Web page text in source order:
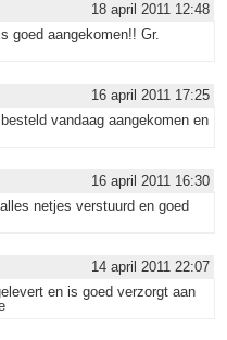
18 april 2011 12:48
goed aangekomen!! Gr.
16 april 2011 17:25
vandaag aangekomen en
16 april 2011 16:30
netjes verstuurd en goed
14 april 2011 22:07
en is goed verzorgt aan